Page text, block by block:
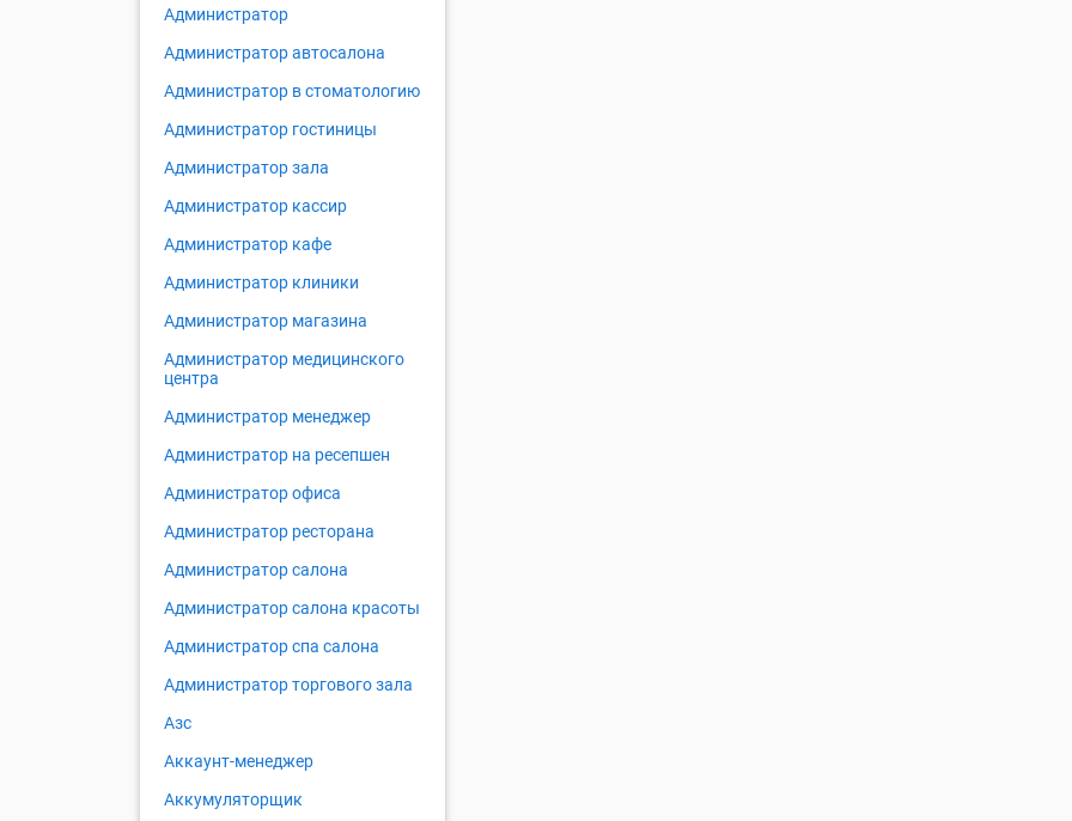
Администратор
Администратор автосалона
Администратор в стоматологию
Администратор гостиницы
Администратор зала
Администратор кассир
Администратор кафе
Администратор клиники
Администратор магазина
Администратор медицинского
центра
Администратор менеджер
Администратор на ресепшен
Администратор офиса
Администратор ресторана
Администратор салона
Администратор салона красоты
Администратор спа салона
Администратор торгового зала
Азс
Аккаунт-менеджер
Аккумуляторщик